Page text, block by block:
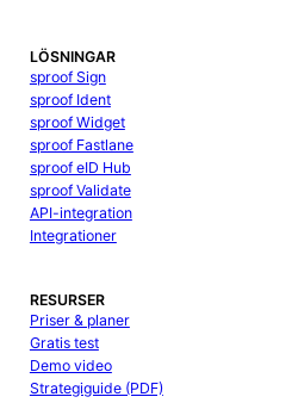
LÖSNINGAR
sproof Sign
sproof Ident
sproof Widget
sproof Fastlane
sproof eID Hub
sproof Validate
API-integration
Integrationer
RESURSER
Priser & planer
Gratis test
Demo video
Strategiguide (PDF)